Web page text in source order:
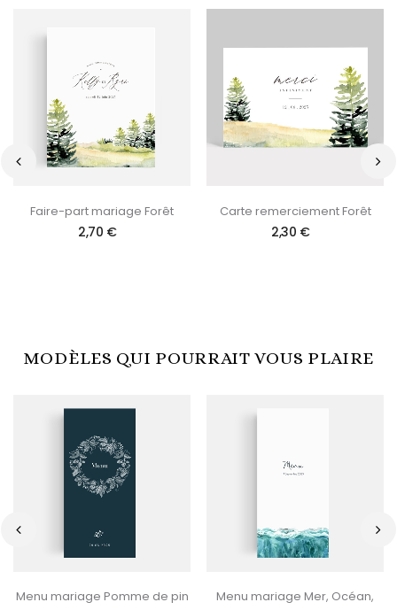
Faire-part mariage Forêt
2,70 €
Carte remerciement Forêt
2,30 €
MODÈLES QUI POURRAIT VOUS PLAIRE
Menu mariage Pomme de pin
Menu mariage Mer, Océan,